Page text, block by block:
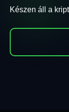
Készen áll a